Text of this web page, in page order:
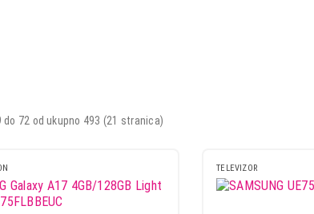
OPREMA ZA PAMETNE
KABLOVI IT/AV
do 72 od ukupno 493 (21 stranica)
TELEVIZOR